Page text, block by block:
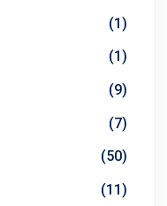
(1)
(1)
(9)
(7)
(50)
(11)